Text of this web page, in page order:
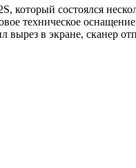
который состоялся
техническое
в экране, сканер